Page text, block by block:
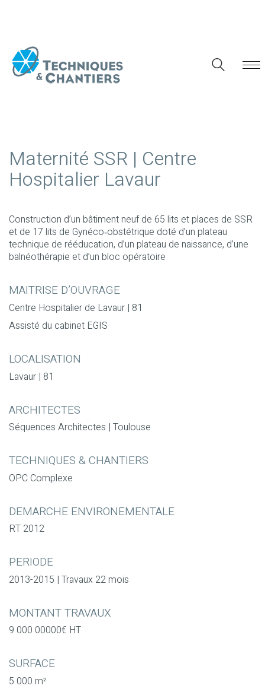
Maternité SSR | Centre
Hospitalier Lavaur
Construction d’un bâtiment neuf de 65 lits et places de SSR
et de 17 lits de Gynéco‐obstétrique doté d’un plateau
technique de rééducation, d’un plateau de naissance, d’une
balnéothérapie et d’un bloc opératoire
MAITRISE D’OUVRAGE
Centre Hospitalier de Lavaur | 81
Assisté du cabinet EGIS
LOCALISATION
Lavaur | 81
ARCHITECTES
Séquences Architectes | Toulouse
TECHNIQUES & CHANTIERS
OPC Complexe
DEMARCHE ENVIRONEMENTALE
RT 2012
PERIODE
2013-2015 | Travaux 22 mois
MONTANT TRAVAUX
9 000 00000€ HT
SURFACE
5 000 m²